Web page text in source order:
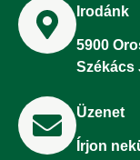
Irodánk
5900
Székács
Üzenet
Írjon